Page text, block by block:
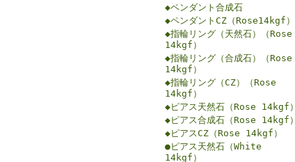
◆ペンダント合成石
◆ペンダントCZ（Rose14kgf）
◆指輪リング（天然石）（Rose
14kgf）
◆指輪リング（合成石）（Rose
14kgf）
◆指輪リング（CZ）（Rose
14kgf）
◆ピアス天然石（Rose 14kgf）
◆ピアス合成石（Rose 14kgf）
◆ピアスCZ（Rose 14kgf）
●ピアス天然石（White
14kgf）